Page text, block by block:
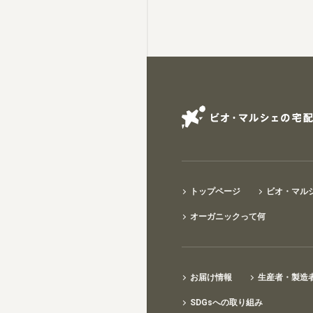
トップページ ビオ・マル
オーガニックって何
お届け情報 生産者・製造
SDGsへの取り組み